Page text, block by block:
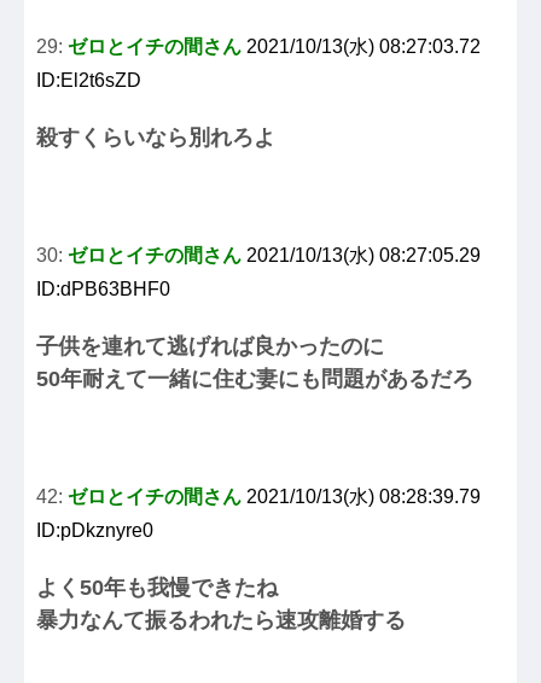
29: ゼロとイチの間さん 2021/10/13(水) 08:27:03.72
ID:El2t6sZD
殺すくらいなら別れろよ
30: ゼロとイチの間さん 2021/10/13(水) 08:27:05.29
ID:dPB63BHF0
子供を連れて逃げれば良かったのに
50年耐えて一緒に住む妻にも問題があるだろ
42: ゼロとイチの間さん 2021/10/13(水) 08:28:39.79
ID:pDkznyre0
よく50年も我慢できたね
暴力なんて振るわれたら速攻離婚する